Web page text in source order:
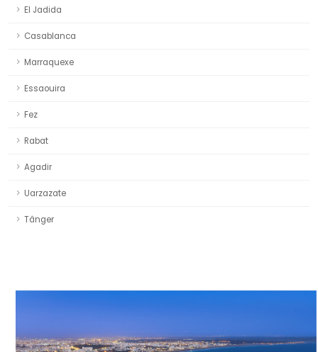
El Jadida
Casablanca
Marraquexe
Essaouira
Fez
Rabat
Agadir
Uarzazate
Tânger